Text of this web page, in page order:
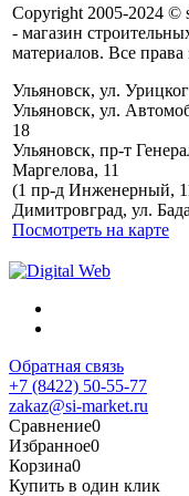
Copyright 2005-2024 ©
- магазин
материалов. Все
Ульяновск, ул.
Ульяновск, ул.
18
Ульяновск, пр-т
Маргелова, 11
(1 пр-д Инженерный,
Димитровград, ул.
Посмотреть на карте
Обратная связь
+7 (8422) 50-55-77
zakaz@si-market.ru
Сравнение0
Избранное0
Корзина0
Купить в один клик